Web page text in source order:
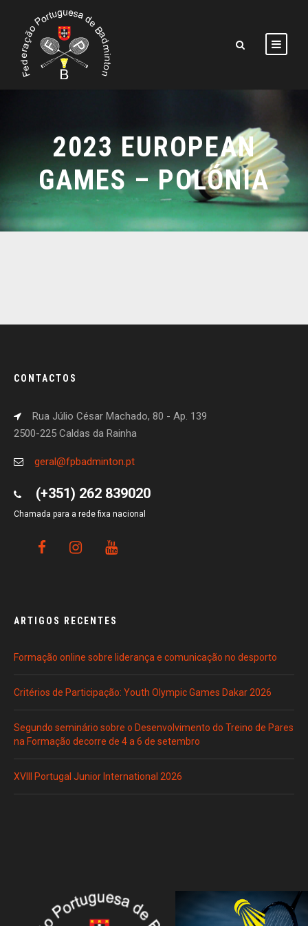
2023 EUROPEAN
GAMES – POLÓNIA
CONTACTOS
Rua Júlio César Machado, 80 - Ap. 139
2500-225 Caldas da Rainha
geral@fpbadminton.pt
(+351) 262 839020
Chamada para a rede fixa nacional
ARTIGOS RECENTES
Formação online sobre liderança e comunicação no desporto
Critérios de Participação: Youth Olympic Games Dakar 2026
Segundo seminário sobre o Desenvolvimento do Treino de Pares
na Formação decorre de 4 a 6 de setembro
XVIII Portugal Junior International 2026